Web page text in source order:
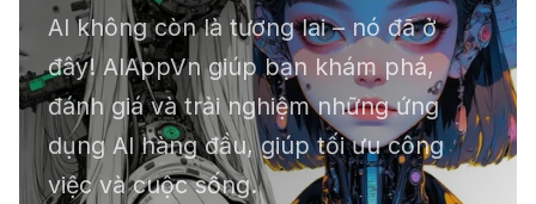
📕 Kimi AI - Ứng dụng tóm tắt hàng
chục file dữ liệu
ℹ️ Napkin AI - Biến văn bản thành
AI không còn là tương lai – nó đã ở
đây! AIAppVn giúp bạn khám phá,
đánh giá và trải nghiệm những ứng
dụng AI hàng đầu, giúp tối ưu công
việc và cuộc sống.